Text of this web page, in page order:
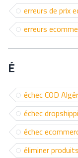
erreurs de prix
erreurs
É
échec COD
échec
échec
éliminer